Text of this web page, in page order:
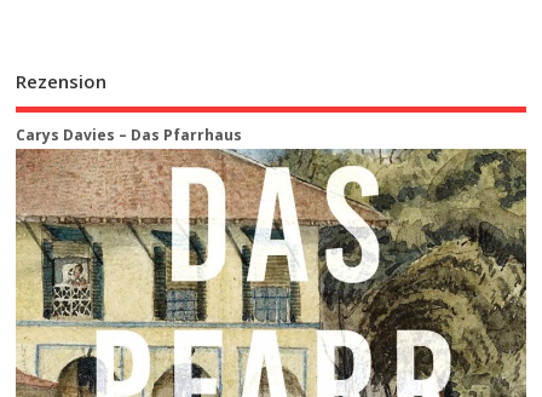
Rezension
Carys Davies – Das Pfarrhaus